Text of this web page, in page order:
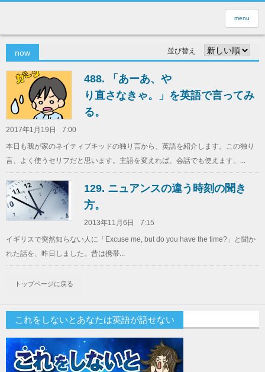
menu
now 並び替え
488. 「あーあ、や
り直さなきゃ。」を英語で言ってみ
る。
2017年1月19日
7:00
本日も我が家のネイティブキッドの独り言から、英語を紹介します。この独り
言、よく使うセリフだと思います。主語を変えれば、会話でも使えます。...
129. ニュアンスの違う時刻の聞き
方。
2013年11月6日
7:15
イギリスで突然知らない人に「Excuse me, but do you have the time?」と聞か
れた話を、昨日しました。昔は携帯...
トップページに戻る
これをしないとあなたは英語が話せない